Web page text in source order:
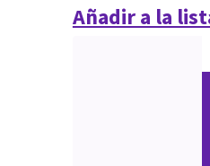
Añadir a la